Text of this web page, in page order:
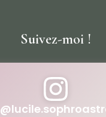
Suivez-moi !